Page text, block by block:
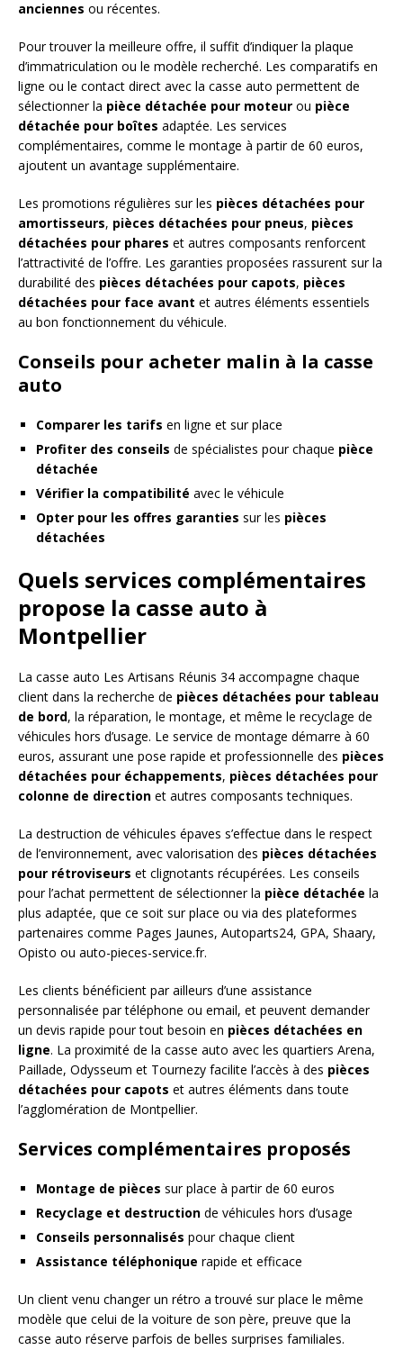
anciennes ou récentes.
Pour trouver la meilleure offre, il suffit d’indiquer la plaque
d’immatriculation ou le modèle recherché. Les comparatifs en
ligne ou le contact direct avec la casse auto permettent de
sélectionner la pièce détachée pour moteur ou pièce
détachée pour boîtes adaptée. Les services
complémentaires, comme le montage à partir de 60 euros,
ajoutent un avantage supplémentaire.
Les promotions régulières sur les pièces détachées pour
amortisseurs, pièces détachées pour pneus, pièces
détachées pour phares et autres composants renforcent
l’attractivité de l’offre. Les garanties proposées rassurent sur la
durabilité des pièces détachées pour capots, pièces
détachées pour face avant et autres éléments essentiels
au bon fonctionnement du véhicule.
Conseils pour acheter malin à la casse
auto
Comparer les tarifs en ligne et sur place
Profiter des conseils de spécialistes pour chaque pièce
détachée
Vérifier la compatibilité avec le véhicule
Opter pour les offres garanties sur les pièces
détachées
Quels services complémentaires
propose la casse auto à
Montpellier
La casse auto Les Artisans Réunis 34 accompagne chaque
client dans la recherche de pièces détachées pour tableau
de bord, la réparation, le montage, et même le recyclage de
véhicules hors d’usage. Le service de montage démarre à 60
euros, assurant une pose rapide et professionnelle des pièces
détachées pour échappements, pièces détachées pour
colonne de direction et autres composants techniques.
La destruction de véhicules épaves s’effectue dans le respect
de l’environnement, avec valorisation des pièces détachées
pour rétroviseurs et clignotants récupérées. Les conseils
pour l’achat permettent de sélectionner la pièce détachée la
plus adaptée, que ce soit sur place ou via des plateformes
partenaires comme Pages Jaunes, Autoparts24, GPA, Shaary,
Opisto ou auto-pieces-service.fr.
Les clients bénéficient par ailleurs d’une assistance
personnalisée par téléphone ou email, et peuvent demander
un devis rapide pour tout besoin en pièces détachées en
ligne. La proximité de la casse auto avec les quartiers Arena,
Paillade, Odysseum et Tournezy facilite l’accès à des pièces
détachées pour capots et autres éléments dans toute
l’agglomération de Montpellier.
Services complémentaires proposés
Montage de pièces sur place à partir de 60 euros
Recyclage et destruction de véhicules hors d’usage
Conseils personnalisés pour chaque client
Assistance téléphonique rapide et efficace
Un client venu changer un rétro a trouvé sur place le même
modèle que celui de la voiture de son père, preuve que la
casse auto réserve parfois de belles surprises familiales.